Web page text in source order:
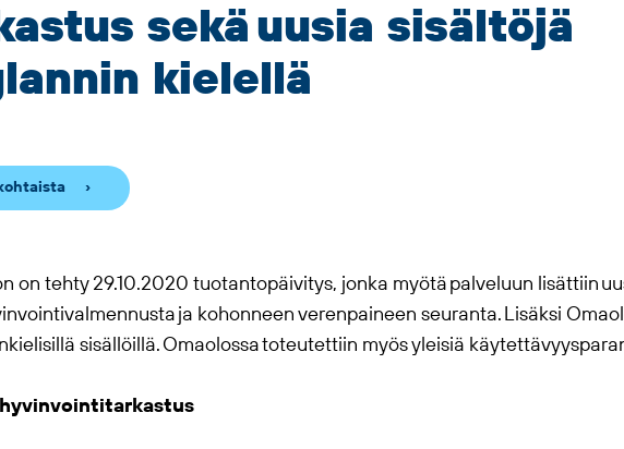
sekä uusia sisältöjä
kielellä
on tehty 29.10.2020 tuotantopäivitys, jonka myötä palveluun lisättiin
ja kohonneen verenpaineen seuranta. Lisäksi
sisällöillä.Omaolossa toteutettiin myös yleisiä